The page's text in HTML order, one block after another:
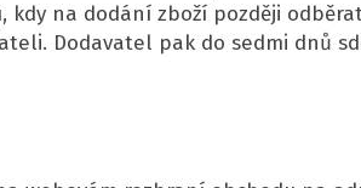
na dodání zboží později
Dodavatel pak do sedmi dnů